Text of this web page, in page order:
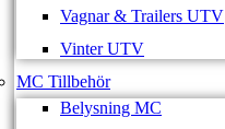
Vagnar & Trailers UTV
Vinter UTV
MC Tillbehör
Belysning MC